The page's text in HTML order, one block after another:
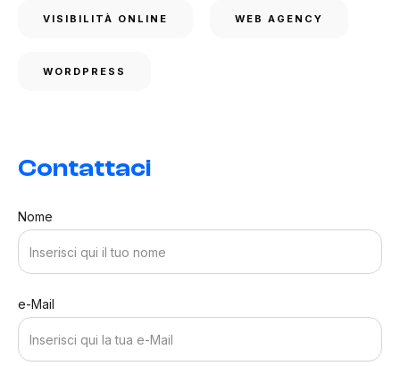
VISIBILITÀ ONLINE WEB AGENCY
WORDPRESS
Contattaci
Nome
e-Mail